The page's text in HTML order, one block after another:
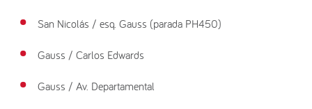
San Nicolás / esq. Gauss (parada PH450)
Gauss / Carlos Edwards
Gauss / Av. Departamental